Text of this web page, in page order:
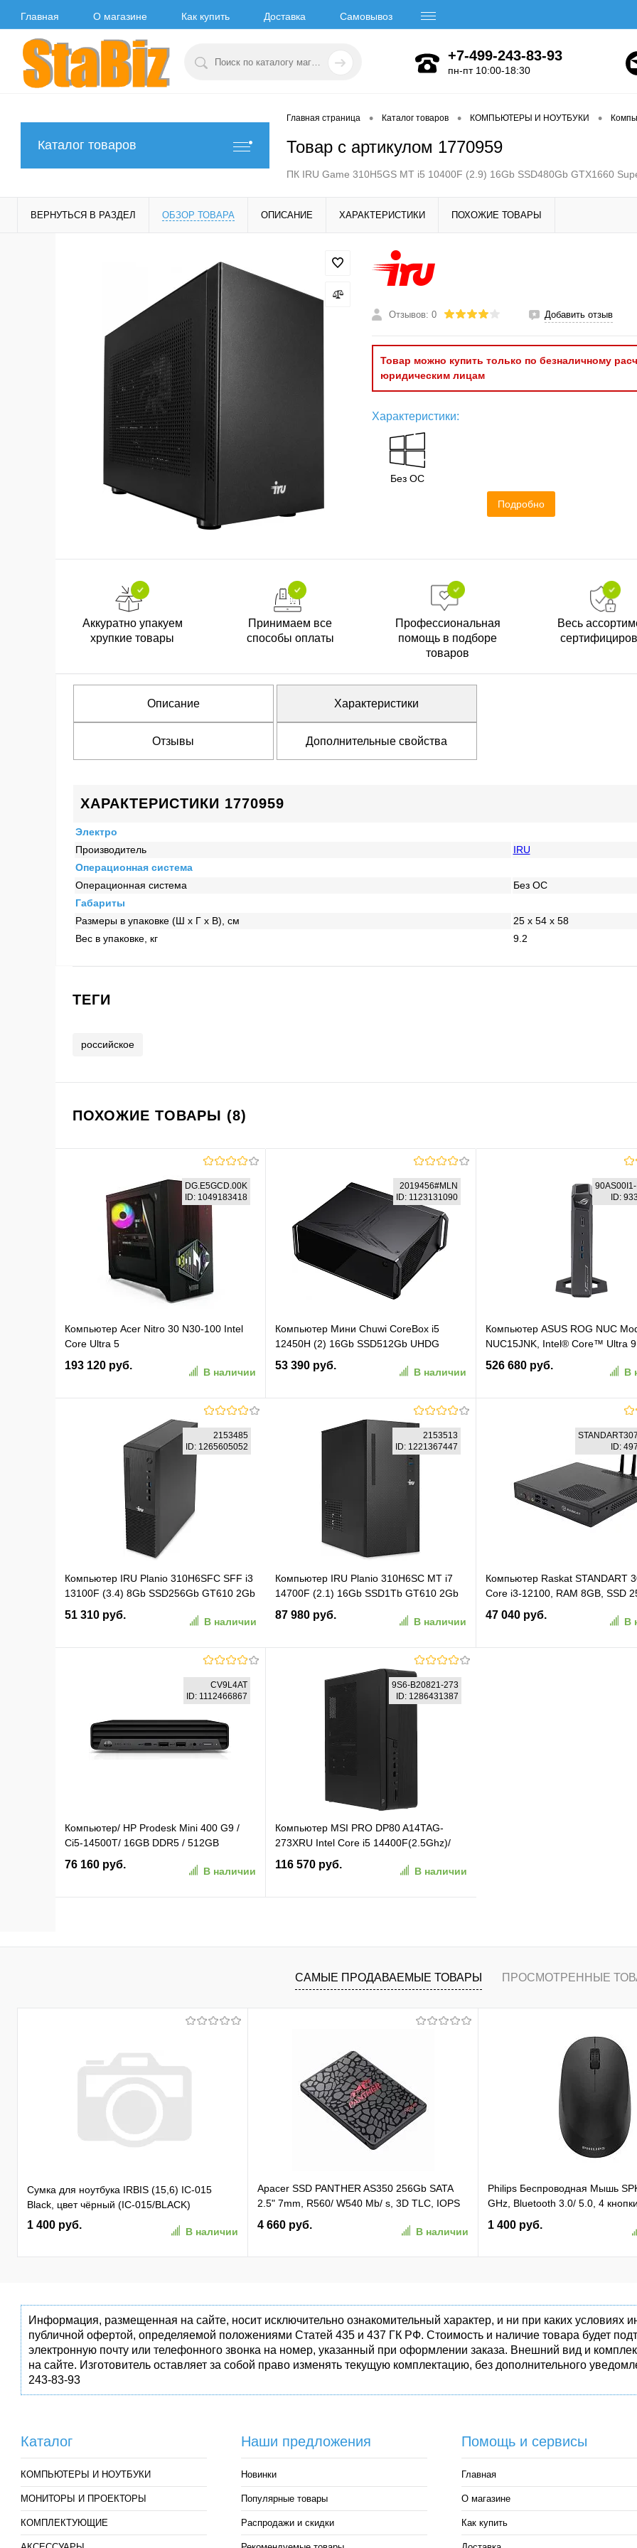
Главная О магазине Как купить Доставка Самовывоз
+7-499-243-83-93
пн-пт 10:00-18:30
Каталог товаров
Главная страница • Каталог товаров • КОМПЬЮТЕРЫ И НОУТБУКИ •
Товар с артикулом 1770959
ПК IRU Game 310H5GS MT i5 10400F (2.9) 16Gb SSD480Gb GTX1660
ВЕРНУТЬСЯ В РАЗДЕЛ ОБЗОР ТОВАРА ОПИСАНИЕ ХАРАКТЕРИСТИКИ ПОХОЖИЕ ТОВАРЫ
Отзывов: 0 Добавить отзыв
Товар можно купить только по безналичному
юридическим лицам
Характеристики:
Без ОС
Подробно
Аккуратно упакуем
хрупкие товары
Принимаем все
способы оплаты
Профессиональная
помощь в подборе
товаров
Весь
Описание Характеристики
Отзывы Дополнительные свойства
ХАРАКТЕРИСТИКИ 1770959
Электро
Производитель
IRU
Операционная система
Операционная система
Без ОС
Габариты
Размеры в упаковке (Ш x Г x В), см
25 x 54 x 58
Вес в упаковке, кг
9.2
ТЕГИ
российское
ПОХОЖИЕ ТОВАРЫ (8)
DG.E5GCD.00K
ID: 1049183418
Компьютер Acer Nitro 30 N30-100 Intel
Core Ultra 5
225F/32Gb/SSD1Tb/RTX5070 12Gb/PSU
850W/NoOS/Black (DG.E5GCD.00K)
193 120 руб.
В наличии
В корзину
В избранное К сравнению
2019456#MLN
ID: 1123131090
Компьютер Мини Chuwi CoreBox i5
12450H (2) 16Gb SSD512Gb UHDG
Windows 11 Pro GbitEth WiFi BT 120W
серый (2019456) (2019456#MLN)
53 390 руб.
В наличии
В корзину
К сравнению
ID:
Компьютер ASUS ROG NUC
NUC15JNK, Intel® Core™ Ultra 9
Processor 275HX, 32GB
(max) DDR5 SDRAM, 2TB SSD
GeForce RTX 5080, Wi-Fi 7,
5.3, Windows 11 Home,
526 680 руб.
В
В корзину
В избранное К
2153485
ID: 1265605052
Компьютер IRU Planio 310H6SFC SFF i3
13100F (3.4) 8Gb SSD256Gb GT610 2Gb
Windows 11 Pro GbitEth 350W черный
(2153485)
51 310 руб.
В наличии
В избранное К сравнению
2153513
ID: 1221367447
Компьютер IRU Planio 310H6SC MT i7
14700F (2.1) 16Gb SSD1Tb GT610 2Gb
Windows 11 Pro GbitEth 400W черный
(2153513)
87 980 руб.
В наличии
В корзину
ID:
Компьютер Raskat STANDART
Core i3-12100, RAM 8GB, SSD
noOS) (STANDART307166130)
47 040 руб.
В
CV9L4AT
ID: 1112466867
Компьютер/ HP Prodesk Mini 400 G9 /
Ci5-14500T/ 16GB DDR5 / 512GB
(CV9L4AT)
76 160 руб.
В наличии
9S6-B20821-273
ID: 1286431387
Компьютер MSI PRO DP80 A14TAG-
273XRU Intel Core i5 14400F(2.5Ghz)/
16384Mb/ 512PCISSDGb/ noDVD/
Ext:nVidia GeForce RTX3050(6144Mb)/
116 570 руб.
В наличии
В избранное К сравнению
САМЫЕ ПРОДАВАЕМЫЕ ТОВАРЫ ПРОСМОТРЕННЫЕ
Сумка для ноутбука IRBIS (15,6) IC-015
Black, цвет чёрный (IC-015/BLACK)
1 400 руб.
В наличии
Apacer SSD PANTHER AS350 256Gb SATA
2.5" 7mm, R560/ W540 Mb/ s, 3D TLC, IOPS
81K/ 74K, MTBF 1,5M, 180TBW,
(AP256GAS350-1)
4 660 руб.
В наличии
Philips Беспроводная Мышь
GHz, Bluetooth 3.0/ 5.0, 4
бесшумная Чёрный
(SPK7407B/01)
1 400 руб.
Информация, размещенная на сайте, носит исключительно ознакомительный характер, и ни при каких
публичной офертой, определяемой положениями Статей 435 и 437 ГК РФ. Стоимость и наличие товара будет
электронную почту или телефонного звонка на номер, указанный при оформлении заказа. Внешний вид и
на сайте. Изготовитель оставляет за собой право изменять текущую комплектацию, без дополнительного
243-83-93
Каталог
КОМПЬЮТЕРЫ И НОУТБУКИ
МОНИТОРЫ И ПРОЕКТОРЫ
КОМПЛЕКТУЮЩИЕ
Наши предложения
Новинки
Популярные товары
Распродажи и скидки
Помощь и сервисы
Главная
О магазине
Как купить